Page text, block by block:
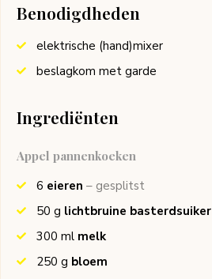
Benodigdheden
elektrische (hand)mixer
beslagkom met garde
Ingrediënten
Appel pannenkoeken
6 eieren – gesplitst
50 g lichtbruine basterdsuiker
300 ml melk
250 g bloem